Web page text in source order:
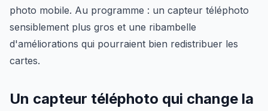
photo mobile. Au programme : un capteur téléphoto
sensiblement plus gros et une ribambelle
d'améliorations qui pourraient bien redistribuer les
cartes.
Un capteur téléphoto qui change la